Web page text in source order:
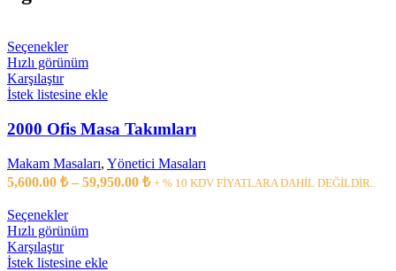
SeçeneklerBu
ürünün
fazla
var.
Seçenekler
ürün
sayfasından
seçilebilir
Hızlı görünüm
Karşılaştır
İstek listesine ekle
2000 Ofis Masa Takımları
Makam Masaları, Yönetici Masaları
5,600.00 ₺ – 59,950.00 ₺Fiyat
+ % 10 KDV FİYATLARA DAHİL DEĞİLDİR..
SeçeneklerBu
ürünün
fazla
Hızlı görünüm
Karşılaştır
İstek listesine ekle